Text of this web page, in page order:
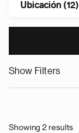
Ubicación (12)
Show Filters
Showing 2 results